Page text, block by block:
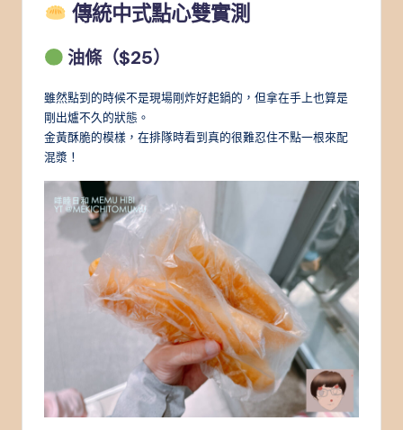
傳統中式點心雙實測
油條（$25）
雖然點到的時候不是現場剛炸好起鍋的，但拿在手上也算是
剛出爐不久的狀態。
金黃酥脆的模樣，在排隊時看到真的很難忍住不點一根來配
混漿！